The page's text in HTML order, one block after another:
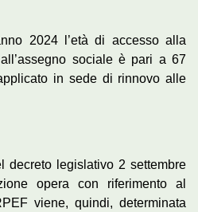
2024 l’età di accesso alla
sociale è pari a 67
in sede di rinnovo alle
decreto legislativo 2 settembre
opera con riferimento al
viene, quindi, determinata